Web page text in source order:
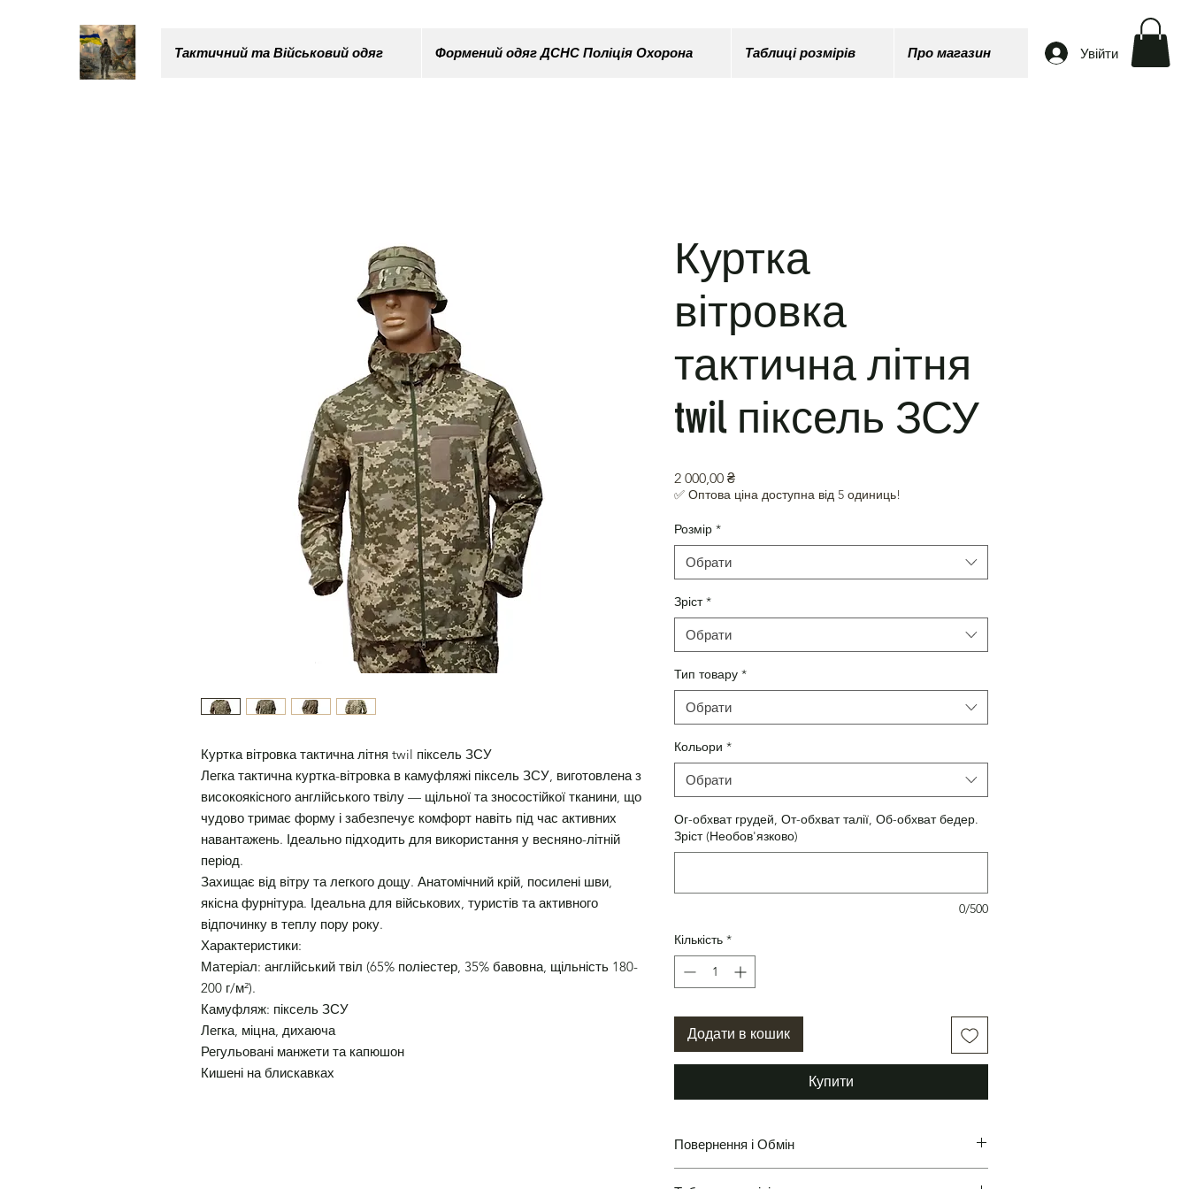
Тактичний та Військовий одяг Формений одяг ДСНС Поліція Охорона Таблиці розмірів Про магазин Увійти
Куртка вітровка тактична літня twil піксель ЗСУ
Легка тактична куртка-вітровка в камуфляжі піксель ЗСУ, виготовлена з
високоякісного англійського твілу — щільної та зносостійкої тканини, що
чудово тримає форму і забезпечує комфорт навіть під час активних
навантажень. Ідеально підходить для використання у весняно-літній
період.
Захищає від вітру та легкого дощу. Анатомічний крій, посилені шви,
якісна фурнітура. Ідеальна для військових, туристів та активного
відпочинку в теплу пору року.
Характеристики:
Матеріал: англійський твіл (65% поліестер, 35% бавовна, щільність 180-
200 г/м²).
Камуфляж: піксель ЗСУ
Легка, міцна, дихаюча
Регульовані манжети та капюшон
Кишені на блискавках
Куртка
вітровка
тактична літня
twil піксель ЗСУ
2 000,00 ₴Ціна
✅ Оптова ціна доступна від 5 одиниць!
Розмір *
Обрати
Зріст *
Обрати
Тип товару *
Обрати
Кольори *
Обрати
Ог-обхват грудей, От-обхват талії, Об-обхват бедер.
Зріст (Необов'язково)
0/500
Кількість *
Додати в кошик
Купити
Повернення і Обмін